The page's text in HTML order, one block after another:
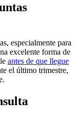
especialmente para
excelente forma de
antes de que llegue
el último trimestre,